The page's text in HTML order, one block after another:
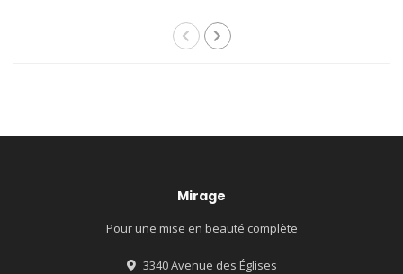
Mirage
Pour une mise en beauté complète
3340 Avenue des Églises